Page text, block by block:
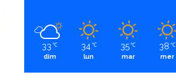
33 ℃
dim
34 ℃
lun
35 ℃
mar
38 ℃
mer